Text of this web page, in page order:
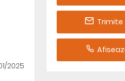
2025